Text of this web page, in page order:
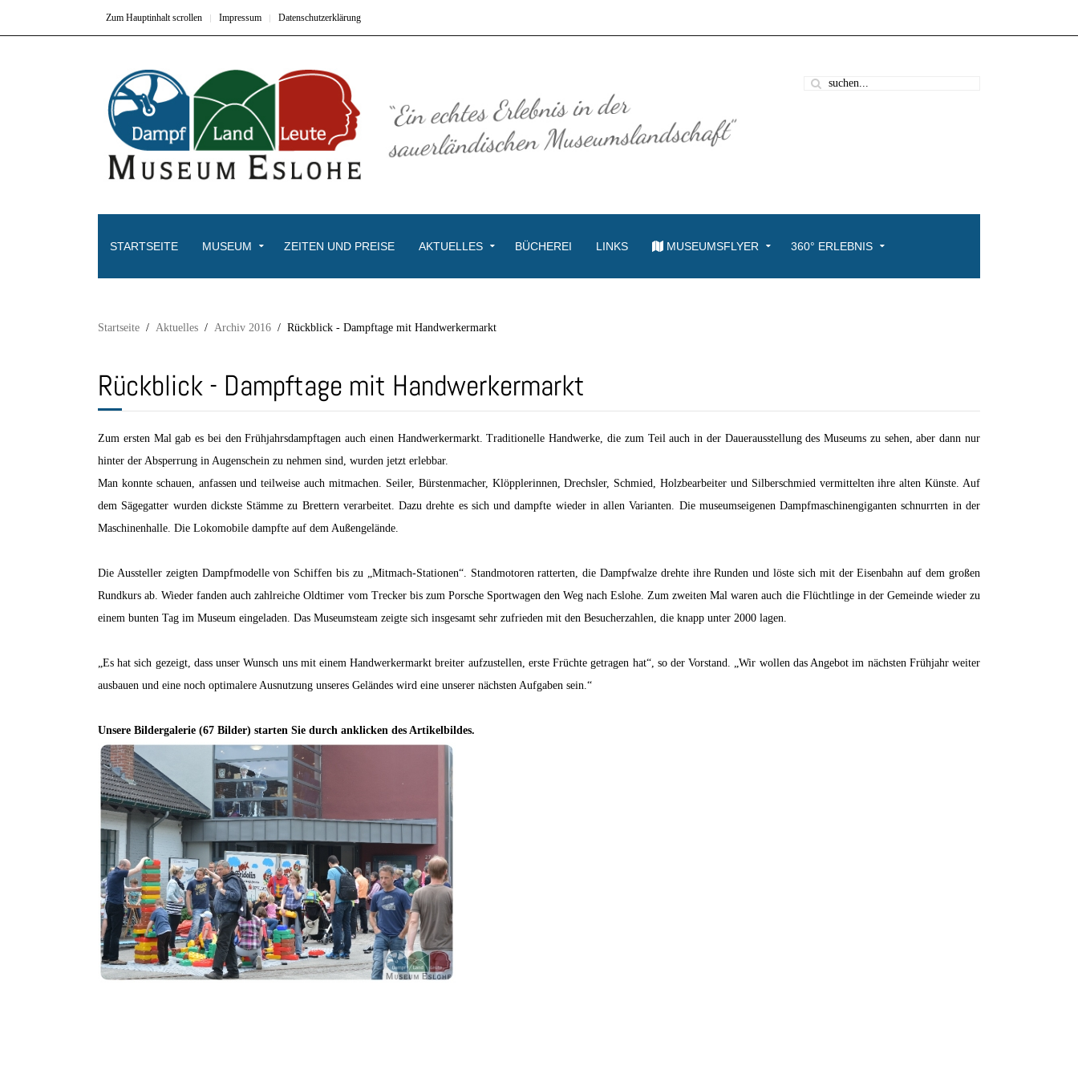
Zum Hauptinhalt scrollen Impressum Datenschutzerklärung
STARTSEITE MUSEUM ZEITEN UND PREISE AKTUELLES BÜCHEREI LINKS MUSEUMSFLYER 360° ERLEBNIS
Startseite Aktuelles Archiv 2016 Rückblick - Dampftage mit Handwerkermarkt
Rückblick - Dampftage mit Handwerkermarkt
Zum ersten Mal gab es bei den Frühjahrsdampftagen auch einen Handwerkermarkt. Traditionelle Handwerke, die zum Teil auch in der Dauerausstellung des Museums zu sehen, aber dann nur
hinter der Absperrung in Augenschein zu nehmen sind, wurden jetzt erlebbar.
Man konnte schauen, anfassen und teilweise auch mitmachen. Seiler, Bürstenmacher, Klöpplerinnen, Drechsler, Schmied, Holzbearbeiter und Silberschmied vermittelten ihre alten Künste. Auf
dem Sägegatter wurden dickste Stämme zu Brettern verarbeitet. Dazu drehte es sich und dampfte wieder in allen Varianten. Die museumseigenen Dampfmaschinengiganten schnurrten in der
Maschinenhalle. Die Lokomobile dampfte auf dem Außengelände.
Die Aussteller zeigten Dampfmodelle von Schiffen bis zu „Mitmach-Stationen“. Standmotoren ratterten, die Dampfwalze drehte ihre Runden und löste sich mit der Eisenbahn auf dem großen
Rundkurs ab. Wieder fanden auch zahlreiche Oldtimer vom Trecker bis zum Porsche Sportwagen den Weg nach Eslohe. Zum zweiten Mal waren auch die Flüchtlinge in der Gemeinde wieder zu
einem bunten Tag im Museum eingeladen. Das Museumsteam zeigte sich insgesamt sehr zufrieden mit den Besucherzahlen, die knapp unter 2000 lagen.
„Es hat sich gezeigt, dass unser Wunsch uns mit einem Handwerkermarkt breiter aufzustellen, erste Früchte getragen hat“, so der Vorstand. „Wir wollen das Angebot im nächsten Frühjahr weiter
ausbauen und eine noch optimalere Ausnutzung unseres Geländes wird eine unserer nächsten Aufgaben sein.“
Unsere Bildergalerie (67 Bilder) starten Sie durch anklicken des Artikelbildes.